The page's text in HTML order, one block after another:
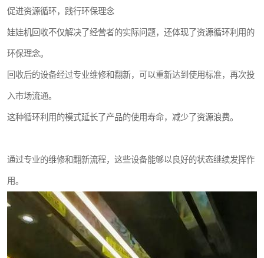
促进资源循环，践行环保理念
娃娃机回收不仅解决了经营者的实际问题，还体现了资源循环利用的
环保理念。
回收后的设备经过专业维修和翻新，可以重新达到使用标准，再次投
入市场流通。
这种循环利用的模式延长了产品的使用寿命，减少了资源浪费。
通过专业的维修和翻新流程，这些设备能够以良好的状态继续发挥作
用。